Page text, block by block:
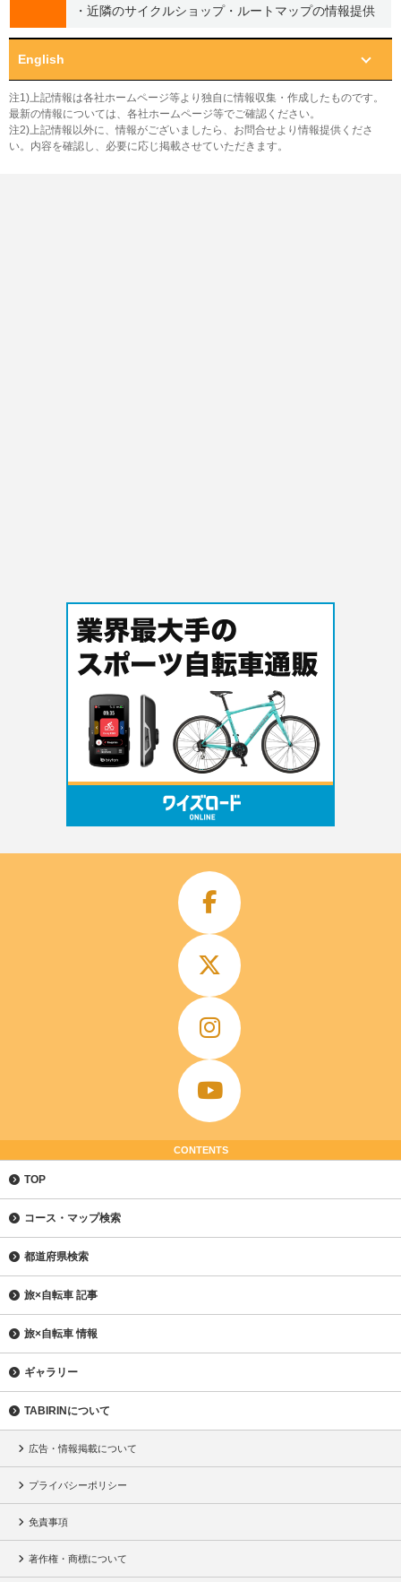
・近隣のサイクルショップ・ルートマップの情報提供
English
注1)上記情報は各社ホームページ等より独自に情報収集・作成したものです。
最新の情報については、各社ホームページ等でご確認ください。
注2)上記情報以外に、情報がございましたら、お問合せより情報提供くださ
い。内容を確認し、必要に応じ掲載させていただきます。
CONTENTS
TOP
コース・マップ検索
都道府県検索
旅×自転車 記事
旅×自転車 情報
ギャラリー
TABIRINについて
広告・情報掲載について
プライバシーポリシー
免責事項
著作権・商標について